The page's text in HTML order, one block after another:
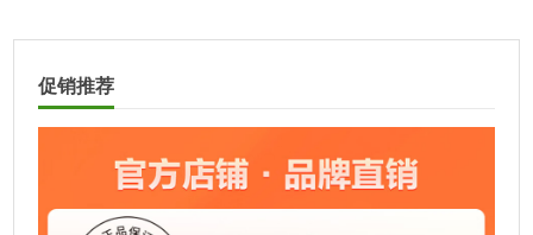
页
促销推荐